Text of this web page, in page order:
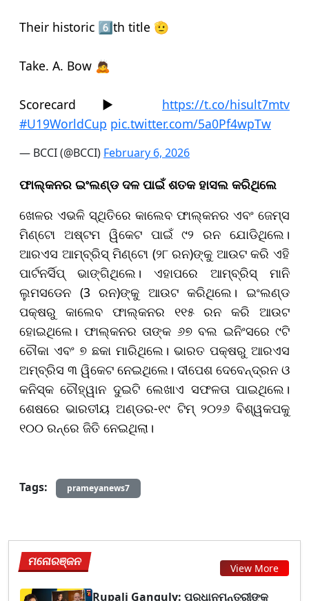
Their historic 6⃣th title 🫡
Take. A. Bow 🙇
Scorecard ▶️ https://t.co/hisult7mtv
#U19WorldCup pic.twitter.com/5a0Pf4wpTw
— BCCI (@BCCI) February 6, 2026
ଫାଲ୍‌କନର ଇଂଲଣ୍ଡ ଦଳ ପାଇଁ ଶତକ ହାସଲ କରିଥିଲେ
ଖେଳର ଏଭଳି ସ୍ଥିତିରେ କାଲେବ ଫାଲ୍କନର ଏବଂ ଜେମ୍ସ
ମିଣ୍ଟୋ ଅଷ୍ଟମ ୱିକେଟ ପାଇଁ ୯୨ ରନ ଯୋଡିଥିଲେ।
ଆରଏସ ଆମ୍ବ୍ରିସ୍ ମିଣ୍ଟୋ (୨୮ ରନ)ଙ୍କୁ ଆଉଟ କରି ଏହି
ପାର୍ଟନର୍ସିପ୍ ଭାଙ୍ଗିଥିଲେ। ଏହାପରେ ଆମ୍ବ୍ରିସ୍ ମାନି
ଲୁମସଡେନ (3 ରନ)ଙ୍କୁ ଆଉଟ କରିଥିଲେ। ଇଂଲଣ୍ଡ
ପକ୍ଷରୁ କାଲେବ ଫାଲ୍କନର ୧୧୫ ରନ କରି ଆଉଟ
ହୋଇଥିଲେ। ଫାଲ୍କନର ତାଙ୍କ ୬୭ ବଲ ଇନିଂସରେ ୯ଟି
ଚୌକା ଏବଂ ୭ ଛକା ମାରିଥିଲେ। ଭାରତ ପକ୍ଷରୁ ଆରଏସ
ଅମ୍ବ୍ରିସ ୩ ୱିକେଟ ନେଇଥିଲେ। ଦୀପେଶ ଦେବେନ୍ଦ୍ରନ ଓ
କନିସ୍କ ଚୌହ୍ୱାନ ଦୁଇଟି ଲେଖାଏ ସଫଳତା ପାଇଥିଲେ।
ଶେଷରେ ଭାରତୀୟ ଅଣ୍ଡର-୧୯ ଟିମ୍ ୨୦୨୬ ବିଶ୍ୱକପକୁ
୧୦୦ ରନ୍‌ରେ ଜିତି ନେଇଥିଲା।
Tags: prameyanews7
ମନୋରଞ୍ଜନ View More
Rupali Ganguly: ପ୍ରଧାନମନ୍ତ୍ରୀଙ୍କ